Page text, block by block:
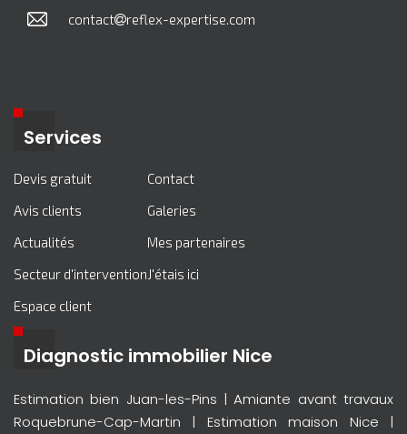
contact reflex-expertise.com
Services
Devis gratuit
Avis clients
Actualités
Secteur d'intervention
Espace client
Contact
Galeries
Mes partenaires
J'étais ici
Diagnostic immobilier Nice
Estimation bien Juan-les-Pins |Amiante avant travaux
Roquebrune-Cap-Martin | Estimation maison Nice |